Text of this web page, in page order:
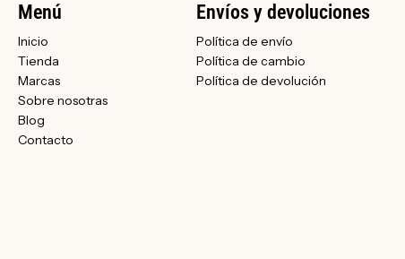
Menú
Inicio
Tienda
Marcas
Sobre nosotras
Blog
Contacto
Envíos y devoluciones
Política de envío
Política de cambio
Política de devolución